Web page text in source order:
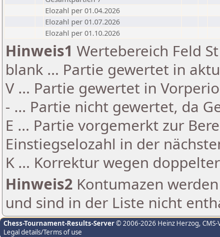
Elozahl per 01.04.2026
Elozahl per 01.07.2026
Elozahl per 01.10.2026
Hinweis1 Wertebereich Feld
blank ... Partie gewertet in
V ... Partie gewertet in
- ... Partie nicht gewertet, da
E ... Partie vorgemerkt zur
Einstiegselozahl in der
K ... Korrektur wegen
Hinweis2 Kontumazen
und sind in der Liste nicht
Chess-Tournament-Results-Server© 2006-2026 Heinz Herzog,
Legal details/Terms of use